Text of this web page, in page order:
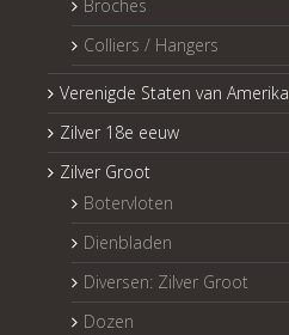
Broches
Colliers / Hangers
Verenigde Staten van Amerika
Zilver 18e eeuw
Zilver Groot
Botervloten
Dienbladen
Diversen: Zilver Groot
Dozen